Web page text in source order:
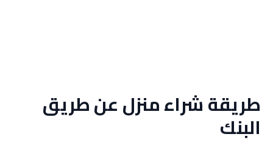
طريقة شراء منزل عن طريق
البنك